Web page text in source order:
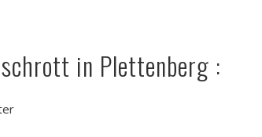
in Plettenberg :